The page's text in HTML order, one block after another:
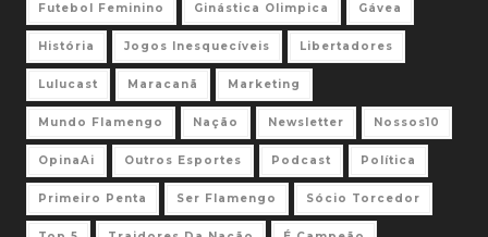
Futebol Feminino Ginástica Olimpica Gávea
História Jogos Inesquecíveis Libertadores
Lulucast Maracanã Marketing
Mundo Flamengo Nação Newsletter Nossos10
OpinaAi Outros Esportes Podcast Política
Primeiro Penta Ser Flamengo Sócio Torcedor